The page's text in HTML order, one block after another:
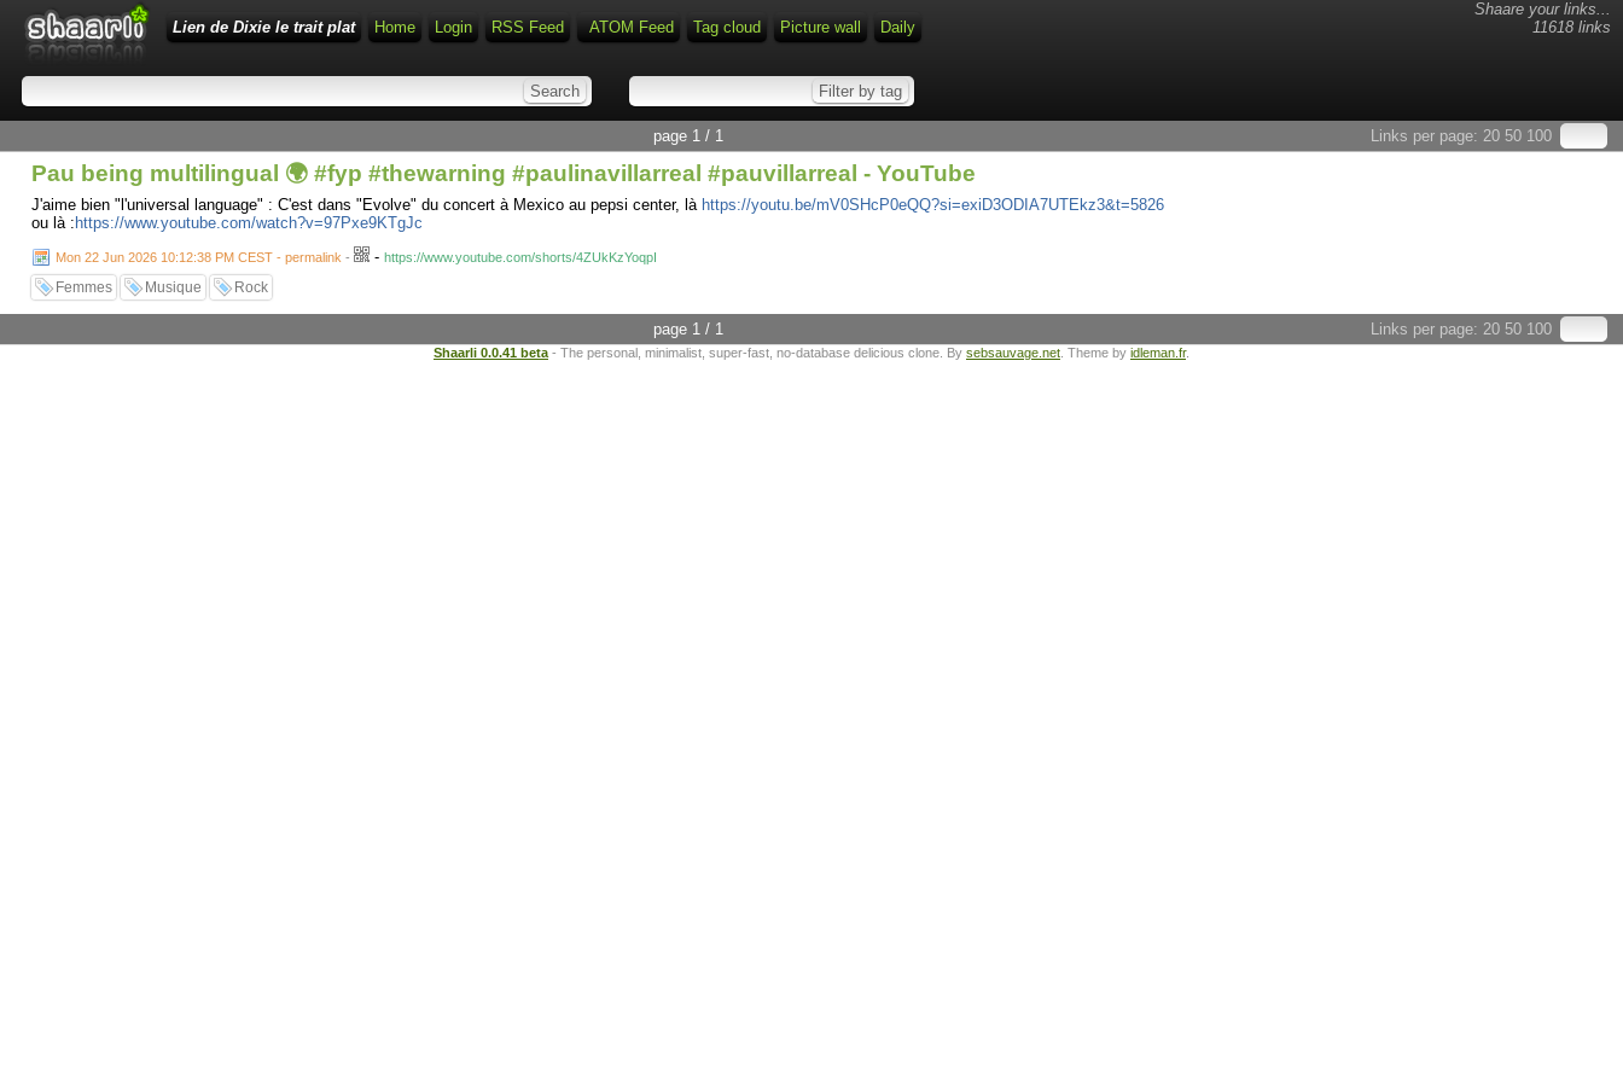
Shaare your links...
11618 links
Lien de Dixie le trait plat Home Login RSS Feed ATOM Feed Tag cloud Picture wall Daily
Links per page: 20 50 100
page 1 / 1
Pau being multilingual 🌍 #fyp #thewarning #paulinavillarreal #pauvillarreal - YouTube
J'aime bien "l'universal language" : C'est dans "Evolve" du concert à Mexico au pepsi center, là https://youtu.be/mV0SHcP0eQQ?si=exiD3ODIA7UTEkz3&t=5826
ou là : https://www.youtube.com/watch?v=97Pxe9KTgJc
Mon 22 Jun 2026 10:12:38 PM CEST - permalink - - https://www.youtube.com/shorts/4ZUkKzYoqpI
Femmes Musique Rock
Links per page: 20 50 100
page 1 / 1
Shaarli 0.0.41 beta - The personal, minimalist, super-fast, no-database delicious clone. By sebsauvage.net . Theme by idleman.fr.